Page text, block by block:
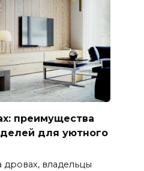
преимущества
для уютного
владельцы